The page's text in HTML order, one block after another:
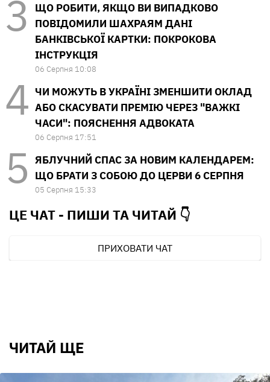
ЩО РОБИТИ, ЯКЩО ВИ ВИПАДКОВО
ПОВІДОМИЛИ ШАХРАЯМ ДАНІ
БАНКІВСЬКОЇ КАРТКИ: ПОКРОКОВА
ІНСТРУКЦІЯ
06 Серпня 10:08
ЧИ МОЖУТЬ В УКРАЇНІ ЗМЕНШИТИ ОКЛАД
АБО СКАСУВАТИ ПРЕМІЮ ЧЕРЕЗ "ВАЖКІ
ЧАСИ": ПОЯСНЕННЯ АДВОКАТА
06 Серпня 17:51
ЯБЛУЧНИЙ СПАС ЗА НОВИМ КАЛЕНДАРЕМ:
ЩО БРАТИ З СОБОЮ ДО ЦЕРВИ 6 СЕРПНЯ
05 Серпня 15:33
ЦЕ ЧАТ - ПИШИ ТА ЧИТАЙ 👇
ПРИХОВАТИ ЧАТ
ЧИТАЙ ЩЕ